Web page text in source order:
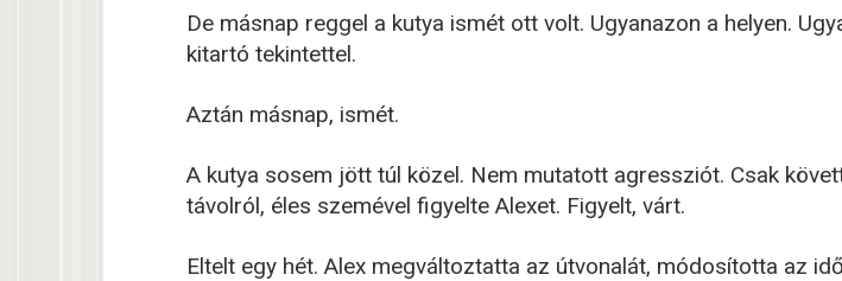
De másnap reggel a kutya ismét ott volt. Ugyanazon a helyen.
kitartó tekintettel.
Aztán másnap, ismét.
A kutya sosem jött túl közel. Nem mutatott agressziót. Csak
távolról, éles szemével figyelte Alexet. Figyelt, várt.
Eltelt egy hét. Alex megváltoztatta az útvonalát, módosította az